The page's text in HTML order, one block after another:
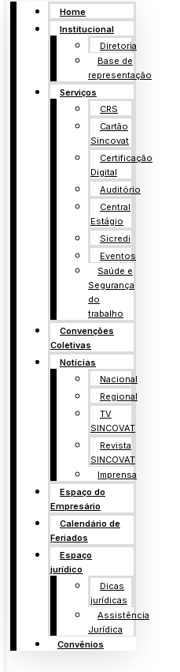
Home
Institucional
Diretoria
Base de
representação
Serviços
CRS
Cartão
Sincovat
Certificação
Digital
Auditório
Central
Estágio
Sicredi
Eventos
Saúde e
Segurança
do
trabalho
Convenções
Coletivas
Notícias
Nacional
Regional
TV
SINCOVAT
Revista
SINCOVAT
Imprensa
Espaço do
Empresário
Calendário de
Feriados
Espaço
jurídico
Dicas
jurídicas
Assistência
Jurídica
Convênios